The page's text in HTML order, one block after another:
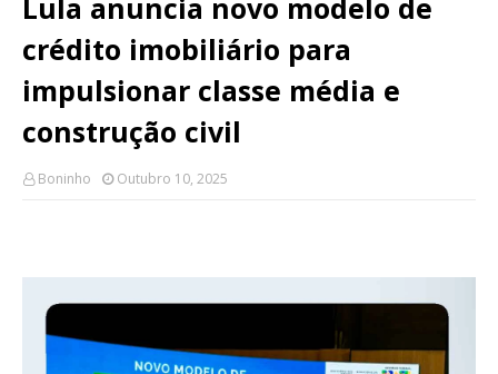
Lula anuncia novo modelo de
crédito imobiliário para
impulsionar classe média e
construção civil
Boninho Outubro 10, 2025